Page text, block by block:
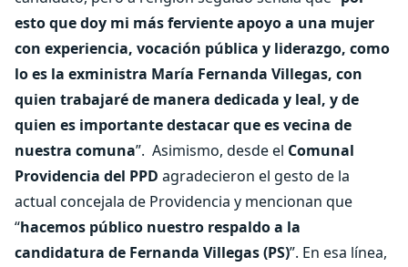
esto que doy mi más ferviente apoyo a una mujer
con experiencia, vocación pública y liderazgo, como
lo es la exministra María Fernanda Villegas, con
quien trabajaré de manera dedicada y leal, y de
quien es importante destacar que es vecina de
nuestra comuna”. Asimismo, desde el Comunal
Providencia del PPD agradecieron el gesto de la
actual concejala de Providencia y mencionan que
“hacemos público nuestro respaldo a la
candidatura de Fernanda Villegas (PS)”. En esa línea,